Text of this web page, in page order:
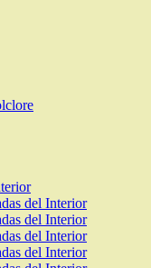
del Interior
del Interior
del Interior
del Interior